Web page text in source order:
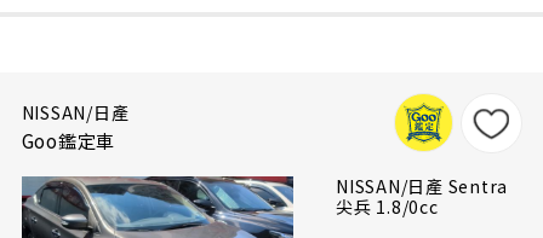
NISSAN/日產
Goo鑑定車
NISSAN/日產 Sentra
尖兵 1.8/0cc